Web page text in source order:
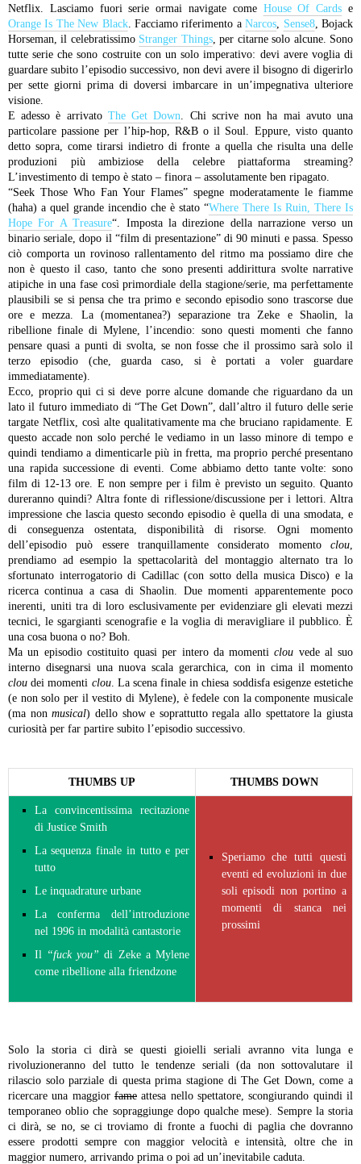
Netflix. Lasciamo fuori serie ormai navigate come House Of Cards e
Orange Is The New Black. Facciamo riferimento aNarcos, Sense8, Bojack
Horseman, il celebratissimo Stranger Things, per citarne solo alcune. Sono
tutte serie che sono costruite con un solo imperativo: devi avere voglia di
guardare subito l’episodio successivo, non devi avere il bisogno di digerirlo
per sette giorni prima di doversi imbarcare in un’impegnativa ulteriore
visione.
E adesso è arrivato The Get Down. Chi scrive non ha mai avuto una
particolare passione per l’hip-hop, R&B o il Soul. Eppure, visto quanto
detto sopra, come tirarsi indietro di fronte a quella che risulta una delle
produzioni più ambiziose della celebre piattaforma streaming?
L’investimento di tempo è stato – finora – assolutamente ben ripagato.
“Seek Those Who Fan Your Flames” spegne moderatamente le fiamme
(haha) a quel grande incendio che è stato “Where There Is Ruin, There Is
Hope For A Treasure“. Imposta la direzione della narrazione verso un
binario seriale, dopo il “film di presentazione” di 90 minuti e passa. Spesso
ciò comporta un rovinoso rallentamento del ritmo ma possiamo dire che
non è questo il caso, tanto che sono presenti addirittura svolte narrative
atipiche in una fase così primordiale della stagione/serie, ma perfettamente
plausibili se si pensa che tra primo e secondo episodio sono trascorse due
ore e mezza. La (momentanea?) separazione tra Zeke e Shaolin, la
ribellione finale di Mylene, l’incendio: sono questi momenti che fanno
pensare quasi a punti di svolta, se non fosse che il prossimo sarà solo il
terzo episodio (che, guarda caso, si è portati a voler guardare
immediatamente).
Ecco, proprio qui ci si deve porre alcune domande che riguardano da un
lato il futuro immediato di “The Get Down”, dall’altro il futuro delle serie
targate Netflix, così alte qualitativamente ma che bruciano rapidamente. E
questo accade non solo perché le vediamo in un lasso minore di tempo e
quindi tendiamo a dimenticarle più in fretta, ma proprio perché presentano
una rapida successione di eventi. Come abbiamo detto tante volte: sono
film di 12-13 ore. E non sempre per i film è previsto un seguito. Quanto
dureranno quindi? Altra fonte di riflessione/discussione per i lettori. Altra
impressione che lascia questo secondo episodio è quella di una smodata, e
di conseguenza ostentata, disponibilità di risorse. Ogni momento
dell’episodio può essere tranquillamente considerato momento clou,
prendiamo ad esempio la spettacolarità del montaggio alternato tra lo
sfortunato interrogatorio di Cadillac (con sotto della musica Disco) e la
ricerca continua a casa di Shaolin. Due momenti apparentemente poco
inerenti, uniti tra di loro esclusivamente per evidenziare gli elevati mezzi
tecnici, le sgargianti scenografie e la voglia di meravigliare il pubblico. È
una cosa buona o no? Boh.
Ma un episodio costituito quasi per intero da momenticlou vede al suo
interno disegnarsi una nuova scala gerarchica, con in cima il momento
clou dei momenti clou. La scena finale in chiesa soddisfa esigenze estetiche
(e non solo per il vestito di Mylene), è fedele con la componente musicale
(ma nonmusical) dello show e soprattutto regala allo spettatore la giusta
curiosità per far partire subito l’episodio successivo.
THUMBS UP THUMBS DOWN
La convincentissima recitazione
di Justice Smith
La sequenza finale in tutto e per
tutto
Le inquadrature urbane
La conferma dell’introduzione
nel 1996 in modalità cantastorie
Il “fuck you” di Zeke a Mylene
come ribellione alla friendzone
Speriamo che tutti questi
eventi ed evoluzioni in due
soli episodi non portino a
momenti di stanca nei
prossimi
Solo la storia ci dirà se questi gioielli seriali avranno vita lunga e
rivoluzioneranno del tutto le tendenze seriali (da non sottovalutare il
rilascio solo parziale di questa prima stagione di The Get Down, come a
ricercare una maggior fame attesa nello spettatore, scongiurando quindi il
temporaneo oblio che sopraggiunge dopo qualche mese). Sempre la storia
ci dirà, se no, se ci troviamo di fronte a fuochi di paglia che dovranno
essere prodotti sempre con maggior velocità e intensità, oltre che in
maggior numero, arrivando prima o poi ad un’inevitabile caduta.